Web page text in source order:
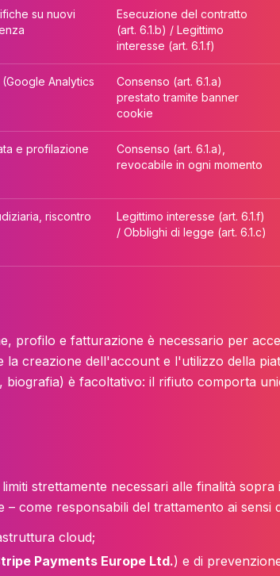
su nuovi
Esecuzione del contratto
(art. 6.1.b) / Legittimo
interesse (art. 6.1.f)
Analytics
Consenso (art. 6.1.a)
prestato tramite banner
cookie
e profilazione
Consenso (art. 6.1.a),
revocabile in ogni momento
riscontro
Legittimo interesse (art. 6.1.f)
/ Obblighi di legge (art. 6.1.c)
profilo e fatturazione è necessario per
la creazione dell'account e l'utilizzo della
è facoltativo: il rifiuto comporta
strettamente necessari alle finalità sopra
– come responsabili del trattamento ai sensi
cloud;
Payments Europe Ltd.) e di